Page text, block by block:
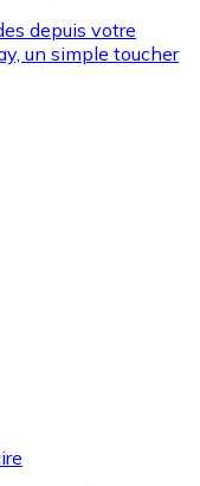
espèces et d'autres
depuis votre
un simple toucher